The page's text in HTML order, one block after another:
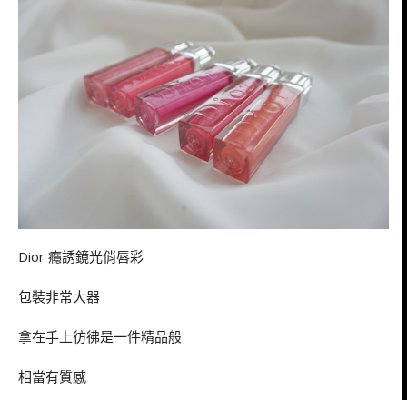
Dior 癮誘鏡光俏唇彩
包裝非常大器
拿在手上彷彿是一件精品般
相當有質感